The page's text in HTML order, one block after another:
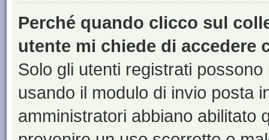
Perché quando clicco sul
utente mi chiede di accedere
Solo gli utenti registrati
usando il modulo di invio posta
amministratori abbiano abilitato